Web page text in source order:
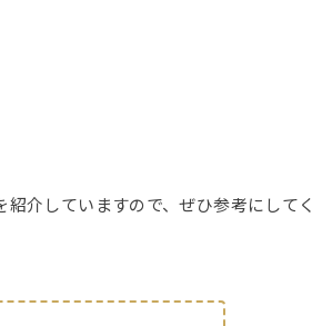
介していますので、ぜひ参考にしてく